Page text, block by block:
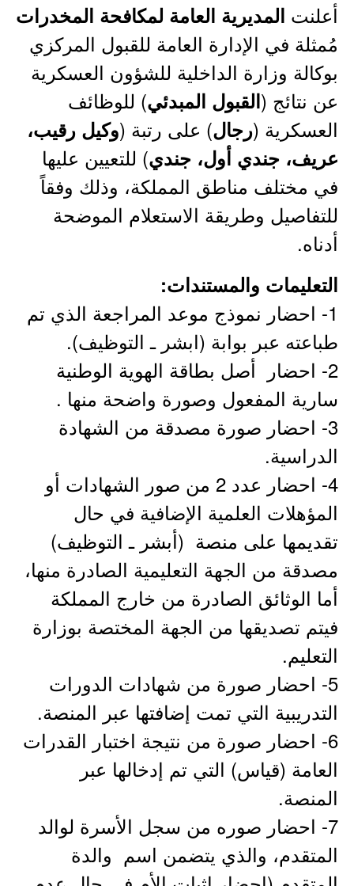
أعلنت المديرية العامة لمكافحة المخدرات
مُمثلة في الإدارة العامة للقبول المركزي
بوكالة وزارة الداخلية للشؤون العسكرية
عن نتائج (القبول المبدئي) للوظائف
العسكرية (رجال) على رتبة (وكيل رقيب،
عريف، جندي أول، جندي) للتعيين عليها
في مختلف مناطق المملكة، وذلك وفقاً
للتفاصيل وطريقة الاستعلام الموضحة
أدناه.
التعليمات والمستندات:
1- احضار نموذج موعد المراجعة الذي تم
طباعته عبر بوابة (ابشر ـ التوظيف).
2- احضار أصل بطاقة الهوية الوطنية
سارية المفعول وصورة واضحة منها .
3- احضار صورة مصدقة من الشهادة
الدراسية.
4- احضار عدد 2 من صور الشهادات أو
المؤهلات العلمية الإضافية في حال
تقديمها على منصة (أبشر ـ التوظيف)
مصدقة من الجهة التعليمية الصادرة منها،
أما الوثائق الصادرة من خارج المملكة
فيتم تصديقها من الجهة المختصة بوزارة
التعليم.
5- احضار صورة من شهادات الدورات
التدريبية التي تمت إضافتها عبر المنصة.
6- احضار صورة من نتيجة اختبار القدرات
العامة (قياس) التي تم إدخالها عبر
المنصة.
7- احضار صوره من سجل الأسرة لوالد
المتقدم، والذي يتضمن اسم والدة